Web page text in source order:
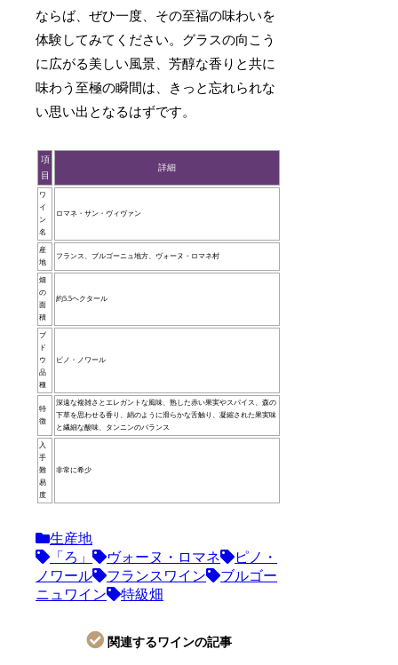
ならば、ぜひ一度、その至福の味わいを
体験してみてください。グラスの向こう
に広がる美しい風景、芳醇な香りと共に
味わう至極の瞬間は、きっと忘れられな
い思い出となるはずです。
項
目
詳細
ワ
イ
ン
名
ロマネ・サン・ヴィヴァン
産
地
フランス、ブルゴーニュ地方、ヴォーヌ・ロマネ村
畑
の
面
積
約5.5ヘクタール
ブ
ド
ウ
品
種
ピノ・ノワール
特
徴
深遠な複雑さとエレガントな風味、熟した赤い果実やスパイス、森の
下草を思わせる香り、絹のように滑らかな舌触り、凝縮された果実味
と繊細な酸味、タンニンのバランス
入
手
難
易
度
非常に希少
生産地
「ろ」
ヴォーヌ・ロマネ
ピノ・
ノワール
フランスワイン
ブルゴー
ニュワイン
特級畑
関連するワインの記事